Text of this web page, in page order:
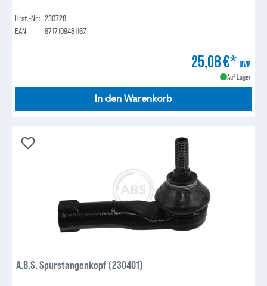
Hrst.-Nr.: 230728
EAN:
8717109481167
25,08 €* UVP
Auf Lager
In den Warenkorb
A.B.S. Spurstangenkopf (230401)